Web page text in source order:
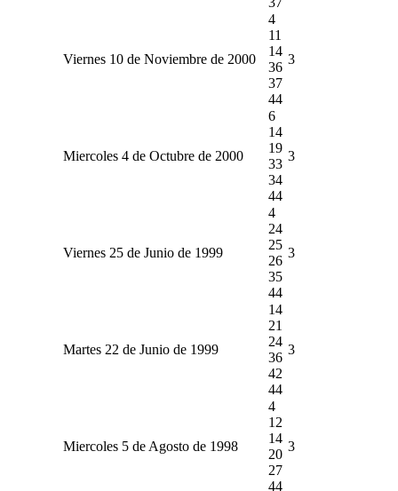
Viernes 10 de Noviembre de 2000
4
11
14
36
37
44
3
Miercoles 4 de Octubre de 2000
6
14
19
33
34
44
3
Viernes 25 de Junio de 1999
4
24
25
26
35
44
3
Martes 22 de Junio de 1999
14
21
24
36
42
44
3
Miercoles 5 de Agosto de 1998
4
12
14
20
27
44
3